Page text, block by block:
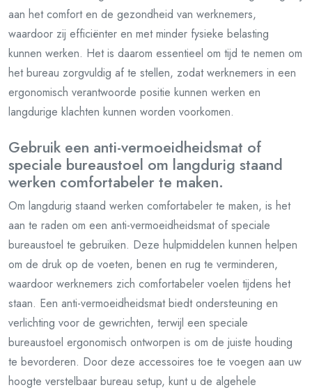
aan het comfort en de gezondheid van werknemers,
waardoor zij efficiënter en met minder fysieke belasting
kunnen werken. Het is daarom essentieel om tijd te nemen om
het bureau zorgvuldig af te stellen, zodat werknemers in een
ergonomisch verantwoorde positie kunnen werken en
langdurige klachten kunnen worden voorkomen.
Gebruik een anti-vermoeidheidsmat of
speciale bureaustoel om langdurig staand
werken comfortabeler te maken.
Om langdurig staand werken comfortabeler te maken, is het
aan te raden om een anti-vermoeidheidsmat of speciale
bureaustoel te gebruiken. Deze hulpmiddelen kunnen helpen
om de druk op de voeten, benen en rug te verminderen,
waardoor werknemers zich comfortabeler voelen tijdens het
staan. Een anti-vermoeidheidsmat biedt ondersteuning en
verlichting voor de gewrichten, terwijl een speciale
bureaustoel ergonomisch ontworpen is om de juiste houding
te bevorderen. Door deze accessoires toe te voegen aan uw
hoogte verstelbaar bureau setup, kunt u de algehele